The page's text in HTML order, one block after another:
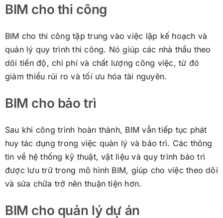
BIM cho thi công
BIM cho thi công tập trung vào việc lập kế hoạch và
quản lý quy trình thi công. Nó giúp các nhà thầu theo
dõi tiến độ, chi phí và chất lượng công việc, từ đó
giảm thiểu rủi ro và tối ưu hóa tài nguyên.
BIM cho bảo trì
Sau khi công trình hoàn thành, BIM vẫn tiếp tục phát
huy tác dụng trong việc quản lý và bảo trì. Các thông
tin về hệ thống kỹ thuật, vật liệu và quy trình bảo trì
được lưu trữ trong mô hình BIM, giúp cho việc theo dõi
và sửa chữa trở nên thuận tiện hơn.
BIM cho quản lý dự án